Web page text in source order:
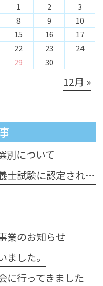
1 2
3
8 9
10
15 16
17
22 23
24
29 30
12月 »
別について
培養部長 糸井が管理胚培養士試験に認定されました
業のお知らせ
した。
に行ってきました